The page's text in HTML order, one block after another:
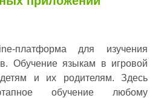
платформа для изучения
Обучение языкам в игровой
и их родителям. Здесь
обучение любому